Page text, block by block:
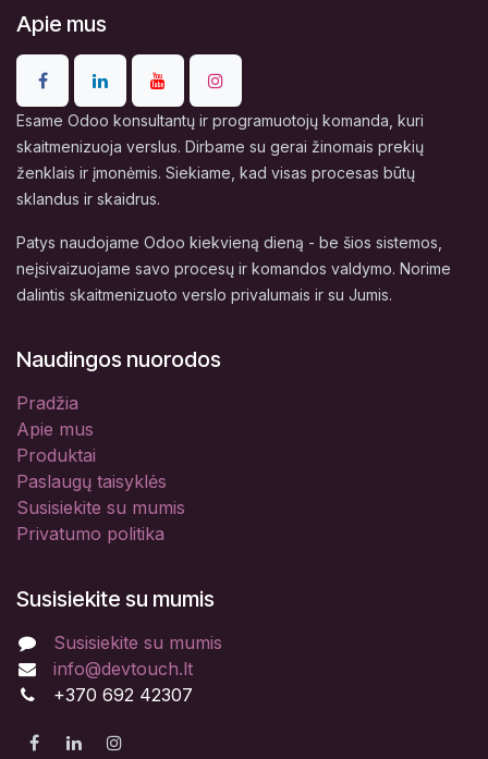
Apie mus
Esame Odoo konsultantų ir programuotojų komanda, kuri
skaitmenizuoja verslus. Dirbame su gerai žinomais prekių
ženklais ir įmonėmis. Siekiame, kad visas procesas būtų
sklandus ir skaidrus.
Patys naudojame Odoo kiekvieną dieną - be šios sistemos,
neįsivaizuojame savo procesų ir komandos valdymo. Norime
dalintis skaitmenizuoto verslo privalumais ir su Jumis.
Naudingos nuorodos
Pradžia
Apie mus
Produktai
Paslaugų taisyklės
Susisiekite su mumis
Privatumo politika
Susisiekite su mumis
Susisiekite su mumis
info@devtouch.lt
+370 692 42307